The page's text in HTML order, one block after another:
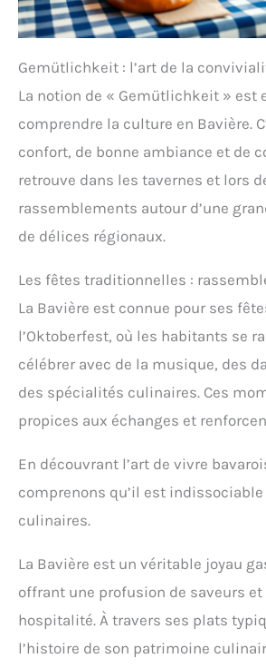
Gemütlichkeit : l’art de la
La notion de « Gemütlichkeit » est
comprendre la culture en Bavière.
confort, de bonne ambiance et de
retrouve dans les tavernes et lors
rassemblements autour d’une
de délices régionaux.
Les fêtes traditionnelles :
La Bavière est connue pour ses
l’Oktoberfest, où les habitants se
célébrer avec de la musique, des
des spécialités culinaires. Ces
propices aux échanges et
En découvrant l’art de vivre
comprenons qu’il est
culinaires.
La Bavière est un véritable joyau
offrant une profusion de saveurs et
hospitalité. À travers ses plats
l’histoire de son patrimoine